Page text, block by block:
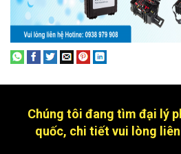
Chúng tôi đang tìm đại lý
quốc, chi tiết vui lòng liên